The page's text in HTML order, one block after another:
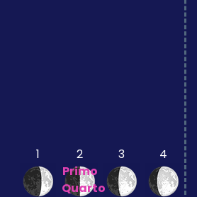
1
2
Primo
Quarto
3 4